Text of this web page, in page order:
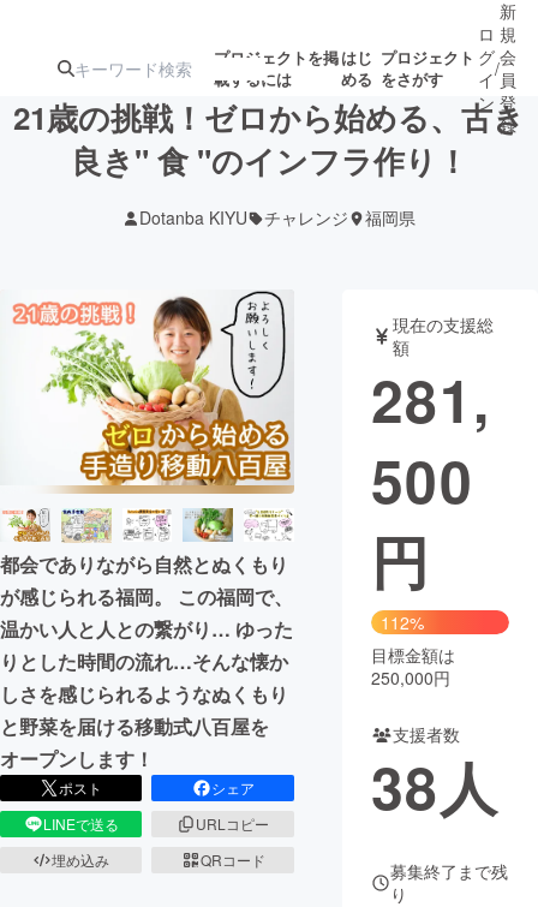
プロジェクトを掲
載するには
はじ
める
プロジェクト
をさがす
ターン
ジェクト
募集終了が近いプ
ロジェクト
アート・写真 音楽
テクノロジー・ガジェット ゲーム・サ
映像・映画
ビジネス・起業
まちづくり・地域活性化
CAMPFIRE for Social Good
CAMPFIRE Creation
CAMPFIREふるさと納税machi-ya コミュニティ
ロ
グ
イ
ン
/
新
規
会
員
登
録
21歳の挑戦！ゼロから始める、古き
良き" 食 "のインフラ作り！
Dotanba KIYU チャレンジ 福岡県
都会でありながら自然とぬくもり
が感じられる福岡。 この福岡で、
温かい人と人との繋がり… ゆった
りとした時間の流れ…そんな懐か
しさを感じられるようなぬくもり
と野菜を届ける移動式八百屋を
オープンします！
ポスト
シェア
LINEで送る
URLコピー
埋め込み
QRコード
現在の支援総
額
281,
500
円
112%
目標金額は
250,000円
支援者数
38人
募集終了まで残
り